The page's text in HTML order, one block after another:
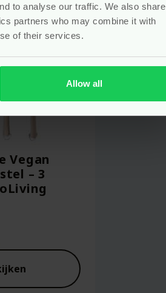
to analyse our traffic. We also share
partners who may combine it with
of their services.
Allow all
Vegan
– 3